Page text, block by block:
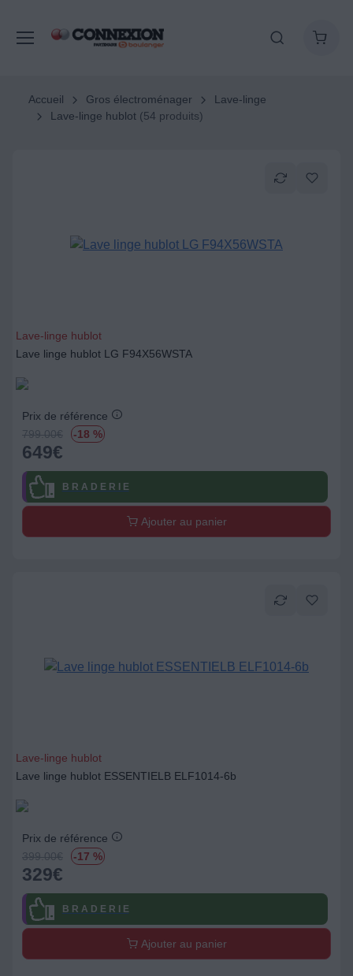
Accueil Gros électroménager
Lave-linge
Lave-linge hublot(54 produits)
Lave-linge hublot
Lave linge hublot LG F94X56WSTA
Prix de référence
799.00€ -18 %
649€
B R A D E R I E
Ajouter au panier
Lave-linge hublot
Lave linge hublot ESSENTIELB ELF1014-6b
Prix de référence
399.00€ -17 %
329€
B R A D E R I E
Ajouter au panier